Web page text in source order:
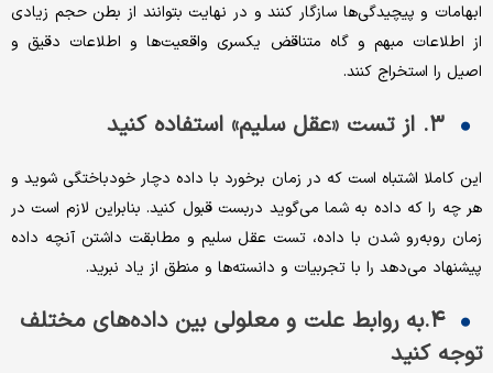
ابهامات و پیچیدگی‌‌‌ها سازگار کنند و در نهایت بتوانند از بطن حجم زیادی
از اطلاعات مبهم و گاه متناقض یکسری واقعیت‌‌‌ها و اطلاعات دقیق و
اصیل را استخراج کنند.
۳. از تست «عقل سلیم» استفاده کنید
این کاملا اشتباه است که در زمان برخورد با داده دچار خودباختگی شوید و
هر چه را که داده به شما می‌‌‌گوید دربست قبول کنید. بنابراین لازم است در
زمان روبه‌‌‌رو شدن با داده، تست عقل سلیم و مطابقت داشتن آنچه داده
پیشنهاد می‌‌‌دهد را با تجربیات و دانسته‌‌‌ها و منطق از یاد نبرید.
۴.به روابط علت و معلولی بین داده‌‌‌های مختلف
توجه کنید